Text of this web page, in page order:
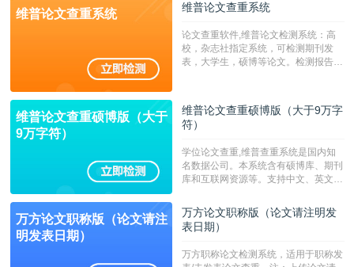
维普论文查重系统 维普论文查重系统
论文查重软件,维普论文检测系统：高
校，杂志社指定系统，可检测期刊发
表，大学生，硕博等论文。检测报告支
维普论文查重硕博版（大于
9万字符）
维普论文查重硕博版（大于9万字
符）
学位论文查重,维普查重系统是国内知
名数据公司。本系统含有硕博库、期刊
库和互联网资源等。支持中文、英文、
定院校！！！
万方论文职称版（论文请注
明发表日期）
万方论文职称版（论文请注明发
表日期）
万方职称论文检测系统，适用于职称发